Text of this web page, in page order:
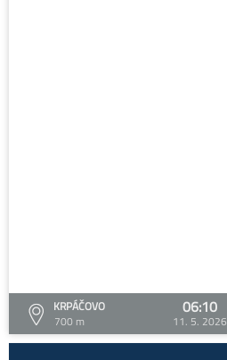
KRPÁČOVO
700 m
06:10
11. 5. 2026